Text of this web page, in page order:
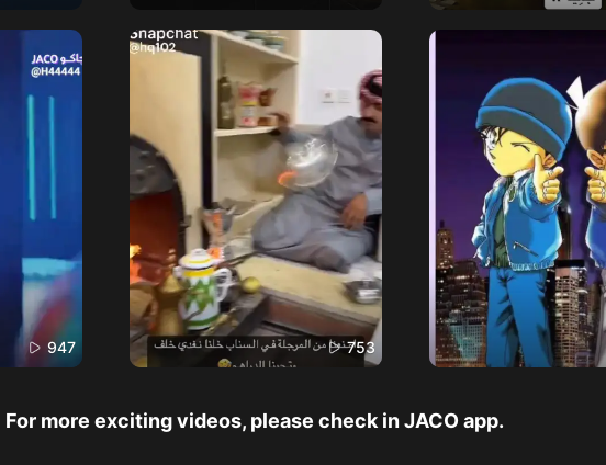
947 753
For more exciting videos, please check in JACO app.